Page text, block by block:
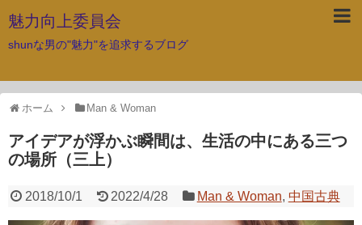
魅力向上委員会
shunな男の"魅力"を追求するブログ
ホーム Man & Woman
アイデアが浮かぶ瞬間は、生活の中にある三つ
の場所（三上）
2018/10/1 2022/4/28 Man & Woman, 中国古典